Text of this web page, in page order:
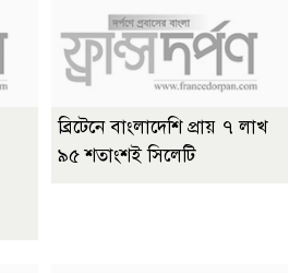
ব্রিটেনে বাংলাদেশি প্রায় ৭ লাখ
৯৫ শতাংশই সিলেটি